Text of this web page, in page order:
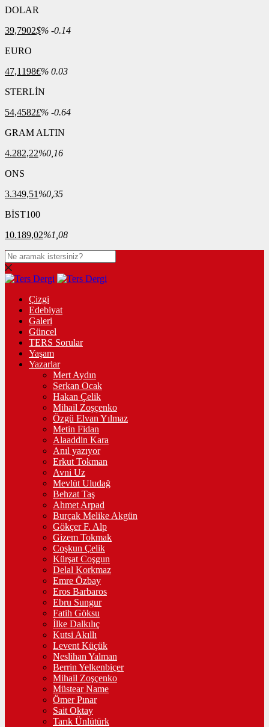
DOLAR
39,7902$% -0.14
EURO
47,1198€% 0.03
STERLİN
54,4582£% -0.64
GRAM ALTIN
4.282,22%0,16
ONS
3.349,51 %0,35
BİST100
10.189,02%1,08
Çizgi
Edebiyat
Galeri
Güncel
TERS Sorular
Yaşam
Yazarlar
Mert Aydın
Serkan Ocak
Hakan Çelik
Mihail Zoşçenko
Özgü Elvan Yılmaz
Metin Fidan
Alaaddin Kara
Anıl yazıyor
Erkut Tokman
Avni Uz
Mevlüt Uludağ
Behzat Taş
Ahmet Arpad
Burçak Melike Akgün
Gökçer F. Alp
Gizem Tokmak
Coşkun Çelik
Kürşat Coşgun
Delal Korkmaz
Emre Özbay
Eros Barbaros
Ebru Sungur
Fatih Göksu
İlke Dalkılıç
Kutsi Akıllı
Levent Küçük
Neslihan Yalman
Berrin Yelkenbiçer
Mihail Zoşçenko
Müstear Name
Ömer Pınar
Sait Oktay
Tarık Ünlütürk